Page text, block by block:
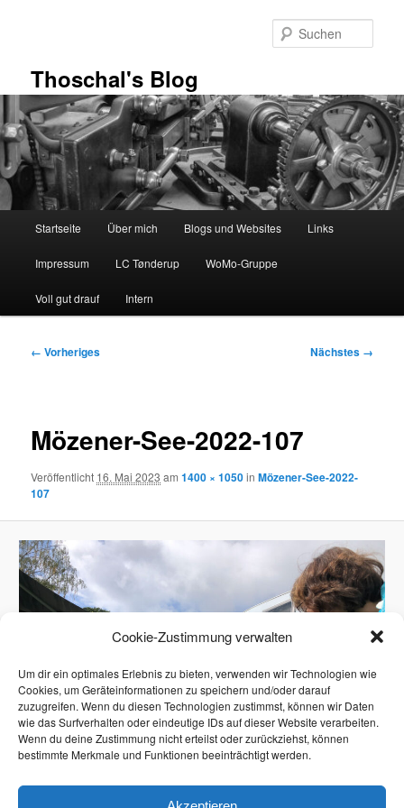
Cookie-Zustimmung verwalten
Um dir ein optimales Erlebnis zu bieten, verwenden wir Technologien wie
Cookies, um Geräteinformationen zu speichern und/oder darauf
zuzugreifen. Wenn du diesen Technologien zustimmst, können wir Daten
wie das Surfverhalten oder eindeutige IDs auf dieser Website verarbeiten.
Wenn du deine Zustimmung nicht erteilst oder zurückziehst, können
bestimmte Merkmale und Funktionen beeinträchtigt werden.
Thoschal's Blog
Startseite Über mich Blogs und Websites Links
Impressum LC Tønderup WoMo-Gruppe
Voll gut drauf Intern
Bilder-
← Vorheriges Nächstes →
Mözener-See-2022-107
Veröffentlicht 16. Mai 2023 am1400 × 1050inMözener-See-2022-
107